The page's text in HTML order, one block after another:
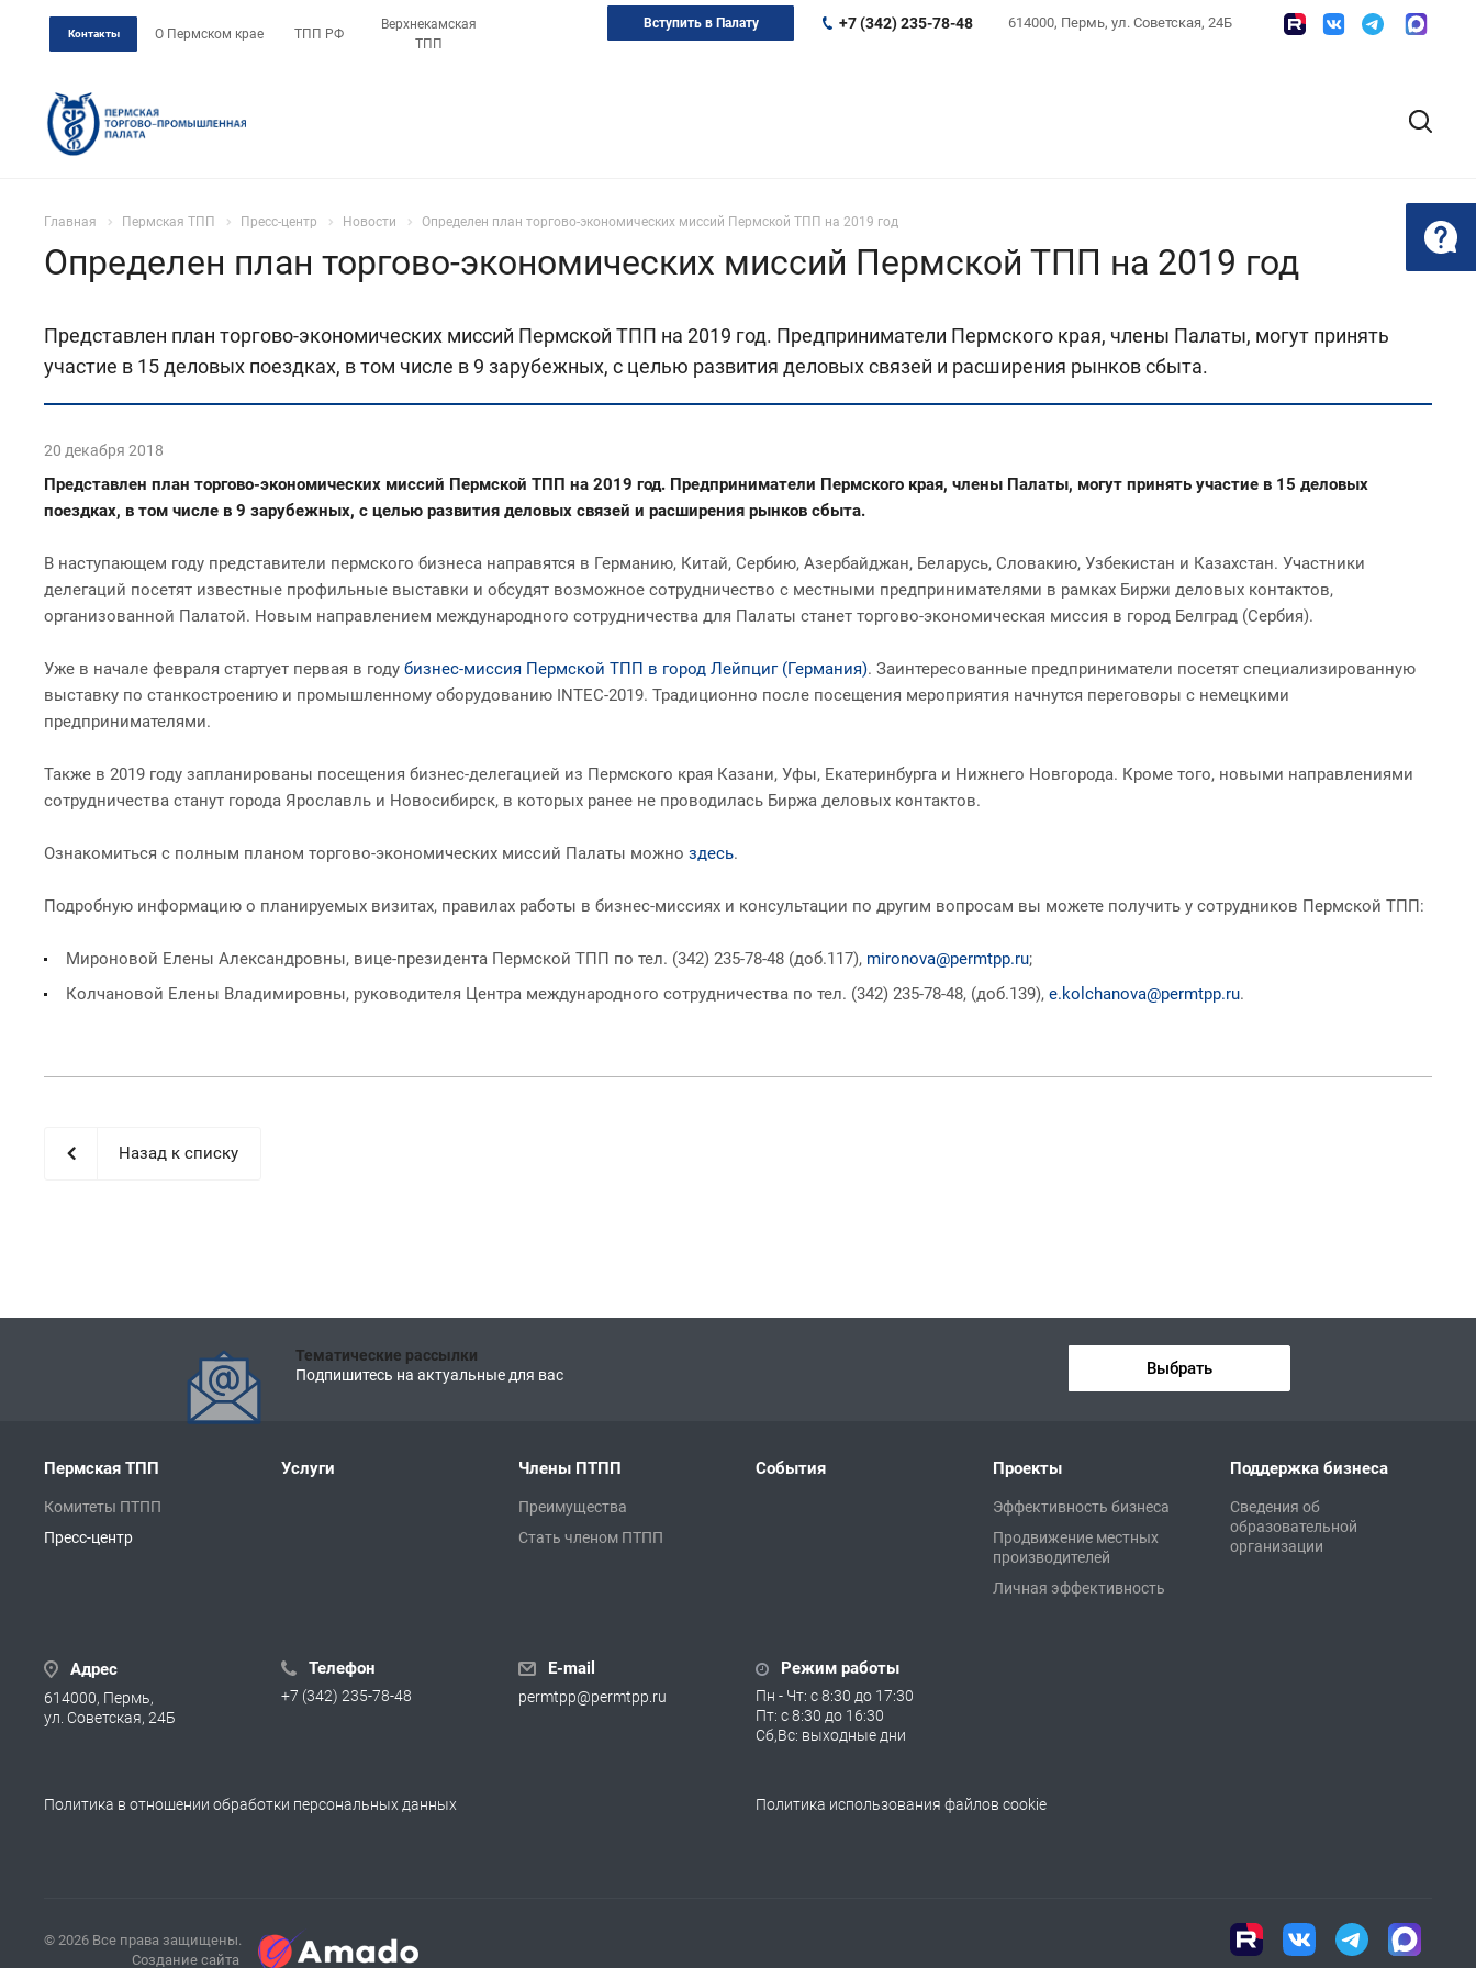
Контакты О Пермском крае ТПП РФ
Верхнекамская
ТПП
614000, Пермь, ул. Советская, 24Б
+7 (342) 235-78-48
Вступить в Палату
Главная Пермская ТПП Пресс-центр Новости Определен план торгово-экономических миссий Пермской ТПП на 2019 год
Определен план торгово-экономических миссий Пермской ТПП на 2019 год
Представлен план торгово-экономических миссий Пермской ТПП на 2019 год. Предприниматели Пермского края, члены Палаты, могут принять
участие в 15 деловых поездках, в том числе в 9 зарубежных, с целью развития деловых связей и расширения рынков сбыта.
20 декабря 2018
Представлен план торгово-экономических миссий Пермской ТПП на 2019 год. Предприниматели Пермского края, члены Палаты, могут принять участие в 15 деловых
поездках, в том числе в 9 зарубежных, с целью развития деловых связей и расширения рынков сбыта.
В наступающем году представители пермского бизнеса направятся в Германию, Китай, Сербию, Азербайджан, Беларусь, Словакию, Узбекистан и Казахстан. Участники
делегаций посетят известные профильные выставки и обсудят возможное сотрудничество с местными предпринимателями в рамках Биржи деловых контактов,
организованной Палатой. Новым направлением международного сотрудничества для Палаты станет торгово-экономическая миссия в город Белград (Сербия).
Уже в начале февраля стартует первая в году бизнес-миссия Пермской ТПП в город Лейпциг (Германия). Заинтересованные предприниматели посетят специализированную
выставку по станкостроению и промышленному оборудованию INTEC-2019. Традиционно после посещения мероприятия начнутся переговоры с немецкими
предпринимателями.
Также в 2019 году запланированы посещения бизнес-делегацией из Пермского края Казани, Уфы, Екатеринбурга и Нижнего Новгорода. Кроме того, новыми направлениями
сотрудничества станут города Ярославль и Новосибирск, в которых ранее не проводилась Биржа деловых контактов.
Ознакомиться с полным планом торгово-экономических миссий Палаты можно здесь.
Подробную информацию о планируемых визитах, правилах работы в бизнес-миссиях и консультации по другим вопросам вы можете получить у сотрудников Пермской ТПП:
Мироновой Елены Александровны, вице-президента Пермской ТПП по тел. (342) 235-78-48 (доб.117), mironova@permtpp.ru;
Колчановой Елены Владимировны, руководителя Центра международного сотрудничества по тел. (342) 235-78-48, (доб.139), e.kolchanova@permtpp.ru.
Назад к списку
Тематические рассылки
Подпишитесь на актуальные для вас
Выбрать
Пермская ТПП
Комитеты ПТПП
Пресс-центр
Услуги Члены ПТПП
Преимущества
Стать членом ПТПП
События Проекты
Эффективность бизнеса
Продвижение местных
производителей
Личная эффективность
Поддержка бизнеса
Сведения об
образовательной
организации
Адрес
614000, Пермь,
ул. Советская, 24Б
Телефон
+7 (342) 235-78-48
E-mail
permtpp@permtpp.ru
Режим работы
Пн - Чт: с 8:30 до 17:30
Пт: с 8:30 до 16:30
Сб,Вс: выходные дни
Политика в отношении обработки персональных данных Политика использования файлов cookie
© 2026 Все права защищены.
Создание сайта